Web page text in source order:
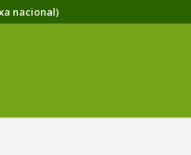
nacional)